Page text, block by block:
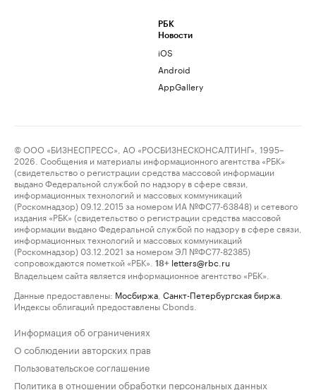
РБК
Новости
iOS
Android
AppGallery
© ООО «БИЗНЕСПРЕСС», АО «РОСБИЗНЕСКОНСАЛТИНГ», 1995–
2026. Сообщения и материалы информационного агентства «РБК»
(свидетельство о регистрации средства массовой информации
выдано Федеральной службой по надзору в сфере связи,
информационных технологий и массовых коммуникаций
(Роскомнадзор) 09.12.2015 за номером ИА №ФС77-63848) и сетевого
издания «РБК» (свидетельство о регистрации средства массовой
информации выдано Федеральной службой по надзору в сфере связи,
информационных технологий и массовых коммуникаций
(Роскомнадзор) 03.12.2021 за номером ЭЛ №ФС77-82385)
сопровождаются пометкой «РБК».
18+ letters@rbc.ru
Владельцем сайта является информационное агентство «РБК».
Данные предоставлены: Мосбиржа Санкт-Петербургская биржа
Индексы облигаций предоставлены Cbonds.
Информация об ограничениях
О соблюдении авторских прав
Пользовательское соглашение
Политика в отношении обработки персональных данных